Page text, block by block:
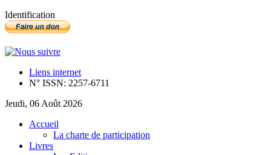
Identification
Liens internet
N° ISSN: 2257-6711
Jeudi, 06 Août 2026
Accueil
La charte de participation
Livres